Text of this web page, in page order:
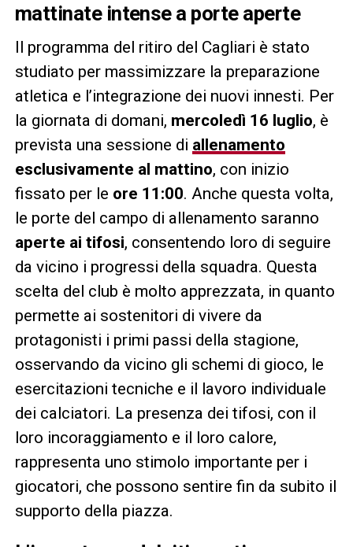
mattinate intense a porte aperte
Il programma del ritiro del Cagliari è stato
studiato per massimizzare la preparazione
atletica e l’integrazione dei nuovi innesti. Per
la giornata di domani, mercoledì 16 luglio, è
prevista una sessione di allenamento
esclusivamente al mattino, con inizio
fissato per le ore 11:00. Anche questa volta,
le porte del campo di allenamento saranno
aperte ai tifosi, consentendo loro di seguire
da vicino i progressi della squadra. Questa
scelta del club è molto apprezzata, in quanto
permette ai sostenitori di vivere da
protagonisti i primi passi della stagione,
osservando da vicino gli schemi di gioco, le
esercitazioni tecniche e il lavoro individuale
dei calciatori. La presenza dei tifosi, con il
loro incoraggiamento e il loro calore,
rappresenta uno stimolo importante per i
giocatori, che possono sentire fin da subito il
supporto della piazza.